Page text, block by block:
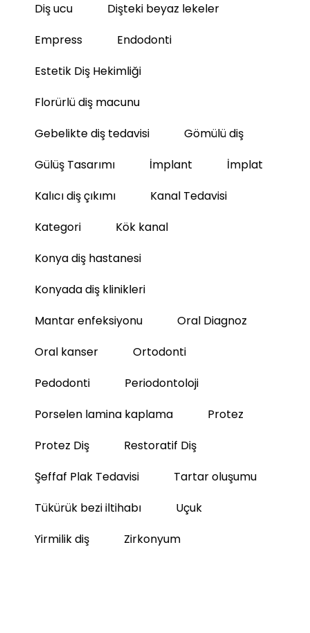
Diş ucu
Dişteki beyaz lekeler
Empress
Endodonti
Estetik Diş Hekimliği
Florürlü diş macunu
Gebelikte diş tedavisi
Gömülü diş
Gülüş Tasarımı
İmplant
İmplat
Kalıcı diş çıkımı
Kanal Tedavisi
Kategori
Kök kanal
Konya diş hastanesi
Konyada diş klinikleri
Mantar enfeksiyonu
Oral Diagnoz
Oral kanser
Ortodonti
Pedodonti
Periodontoloji
Porselen lamina kaplama
Protez
Protez Diş
Restoratif Diş
Şeffaf Plak Tedavisi
Tartar oluşumu
Tükürük bezi iltihabı
Uçuk
Yirmilik diş
Zirkonyum